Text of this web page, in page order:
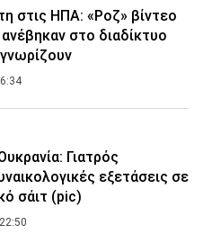
στις ΗΠΑ: «Ροζ» βίντεο
στο διαδίκτυο
Γιατρός
εξετάσεις σε
σάιτ (pic)